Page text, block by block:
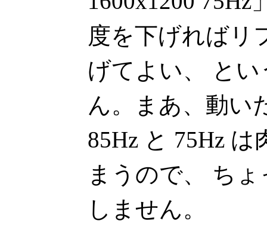
度を下げればリ
げてよい、 と
ん。まあ、動い
85Hz と 75Hz
まうので、 ち
しません。